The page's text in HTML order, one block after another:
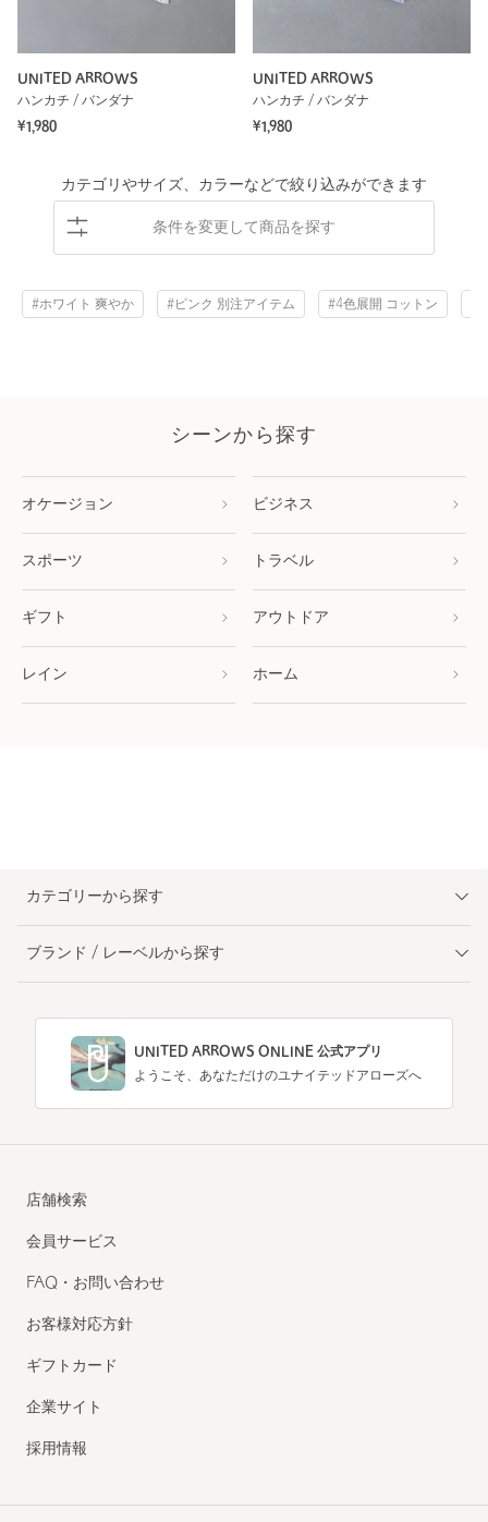
UNITED ARROWS
ハンカチ / バンダナ
¥1,980
UNITED ARROWS
ハンカチ / バンダナ
¥1,980
カテゴリやサイズ、カラーなどで絞り込みができます
条件を変更して商品を探す
#ホワイト 爽やか #ピンク 別注アイテム #4色展開 コットン
シーンから探す
オケージョン ビジネス
スポーツ トラベル
ギフト アウトドア
レイン ホーム
カテゴリーから探す
ブランド / レーベルから探す
UNITED ARROWS ONLINE 公式アプリ
ようこそ、あなただけのユナイテッドアローズへ
店舗検索
会員サービス
FAQ・お問い合わせ
お客様対応方針
ギフトカード
企業サイト
採用情報